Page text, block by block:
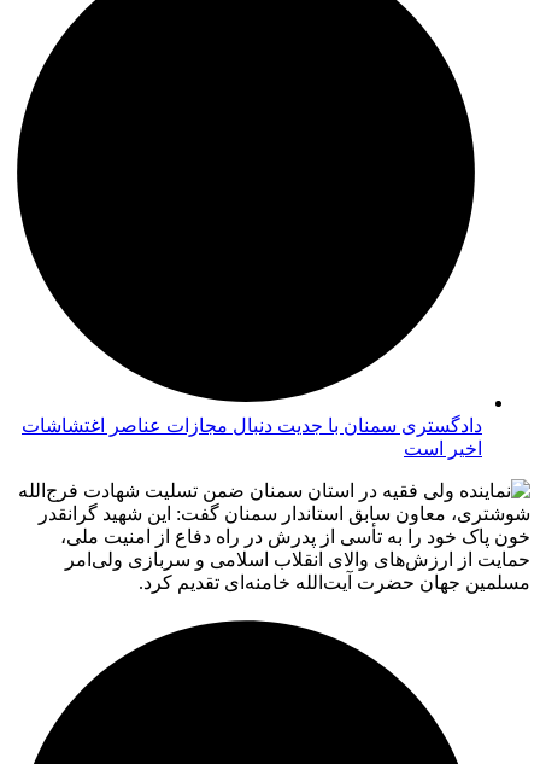
دادگستری سمنان با جدیت دنبال مجازات عناصر اغتشاشات
اخیر است